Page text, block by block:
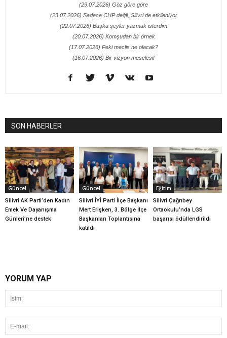
(29.07.2026) Göz göre göre
(23.07.2026) Sadece CHP değil, Silivri de etkileniyor
(22.07.2026) Başka şeyler yazmak isterdim
(20.07.2026) Komşudan bir örnek
(17.07.2026) Peki meclis ne olacak?
(16.07.2026) Bir vizyon meselesi!
SON HABERLER
Güncel
Silivri AK Parti’den Kadın
Emek Ve Dayanışma
Günleri’ne destek
Güncel
Silivri İYİ Parti İlçe Başkanı
Mert Erişken, 3. Bölge İlçe
Başkanları Toplantısına
katıldı
Eğitim
Silivri Çağrıbey
Ortaokulu’nda LGS
başarısı ödüllendirildi
YORUM YAP